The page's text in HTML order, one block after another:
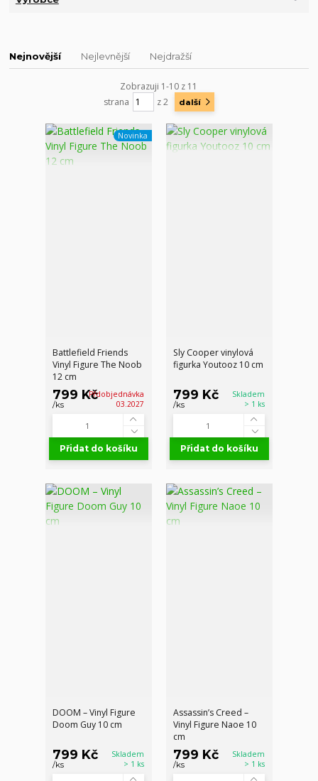
Nejnovější Nejlevnější Nejdražší
Zobrazuji 1-10 z 11
strana
z 2 další
Novinka
Battlefield Friends
Vinyl Figure The Noob
12 cm
799 Kč
/ks
Přdobjednávka
03.2027
Přidat do košíku
Sly Cooper vinylová
figurka Youtooz 10 cm
799 Kč
/ks
Skladem
> 1 ks
Přidat do košíku
DOOM – Vinyl Figure
Doom Guy 10 cm
799 Kč
/ks
Skladem
> 1 ks
Assassin’s Creed –
Vinyl Figure Naoe 10
cm
799 Kč
/ks
Skladem
> 1 ks